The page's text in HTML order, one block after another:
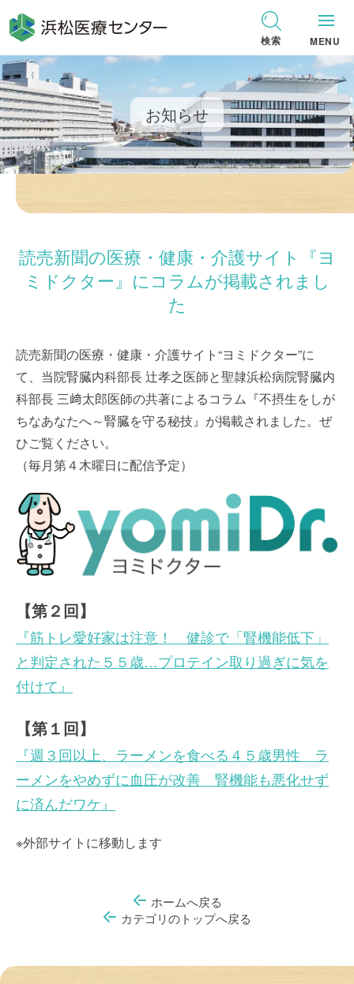
ロ
ー
バ
ル
ナ
ビ
ゲ
文
へ
ー
カ
ル
ナ
ビ
ゲ
ー
ッ
タ
ー
へ
検索 MENU
お知らせ
読売新聞の医療・健康・介護サイト『ヨ
ミドクター』にコラムが掲載されまし
た
読売新聞の医療・健康・介護サイト“ヨミドクター”に
て、当院腎臓内科部長 辻孝之医師と聖隷浜松病院腎臓内
科部長 三﨑太郎医師の共著によるコラム『不摂生をしが
ちなあなたへ～腎臓を守る秘技』が掲載されました。ぜ
ひご覧ください。
（毎月第４木曜日に配信予定）
【第２回】
『筋トレ愛好家は注意！ 健診で「腎機能低下」
と判定された５５歳…プロテイン取り過ぎに気を
付けて』
【第１回】
『週３回以上、ラーメンを食べる４５歳男性 ラ
ーメンをやめずに血圧が改善 腎機能も悪化せず
に済んだワケ』
※外部サイトに移動します
カテゴリのトップへ戻る
ホームへ戻る